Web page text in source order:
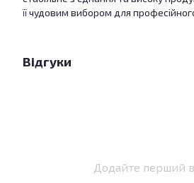
її чудовим вибором для
Відгуки
Додайте перший